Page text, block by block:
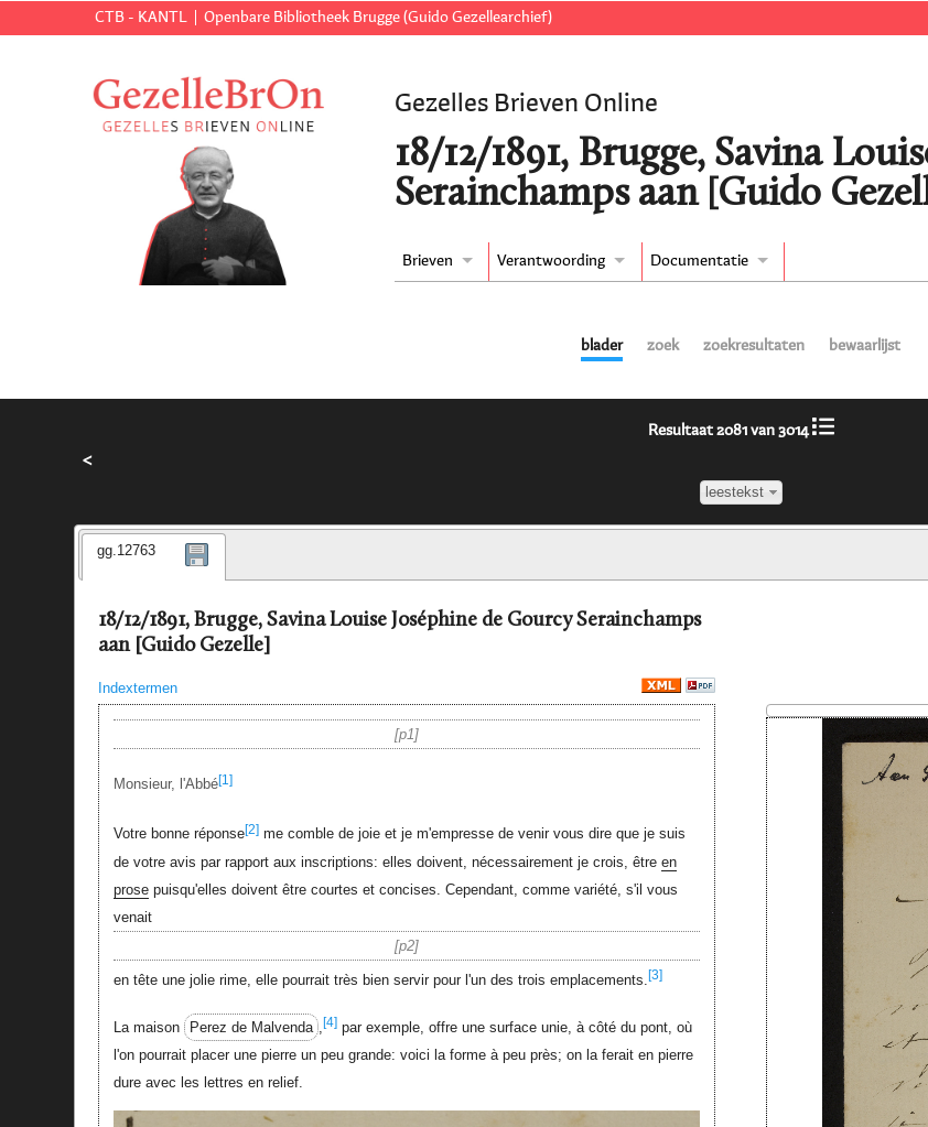
CTB - KANTL Openbare Bibliotheek Brugge (Guido Gezellearchief)
Gezelles Brieven Online
18/12/1891, Brugge, Savina
Serainchamps aan [Guido
Brieven Verantwoording Documentatie
blader zoek zoekresultaten bewaarlijst
<
Resultaat 2081 van 3014
leestekst
gg.12763
18/12/1891, Brugge, Savina Louise Joséphine de Gourcy Serainchamps
aan [Guido Gezelle]
Indextermen
p1
Monsieur, l'Abbé[1]
Votre bonne réponse[2]me comble de joie et je m'empresse de venir vous dire que je suis
de votre avis par rapport aux inscriptions: elles doivent, nécessairement je crois, être en
prosepuisqu'elles doivent être courtes et concises. Cependant, comme variété, s'il vous
venait
p2
en tête une jolie rime, elle pourrait très bien servir pour l'un des trois emplacements. [3]
La maison Perez de Malvenda ,[4]par exemple, offre une surface unie, à côté du pont, où
l'on pourrait placer une pierre un peu grande: voici la forme à peu près; on la ferait en pierre
dure avec les lettres en relief.